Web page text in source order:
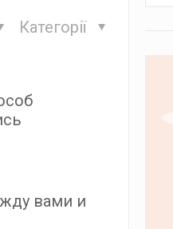
Категорії
вами и